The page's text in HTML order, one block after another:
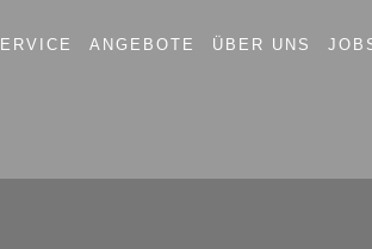
ANGEBOTE ÜBER UNS